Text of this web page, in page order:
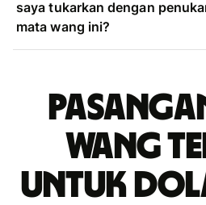
saya tukarkan dengan
mata wang ini?
wang
untuk